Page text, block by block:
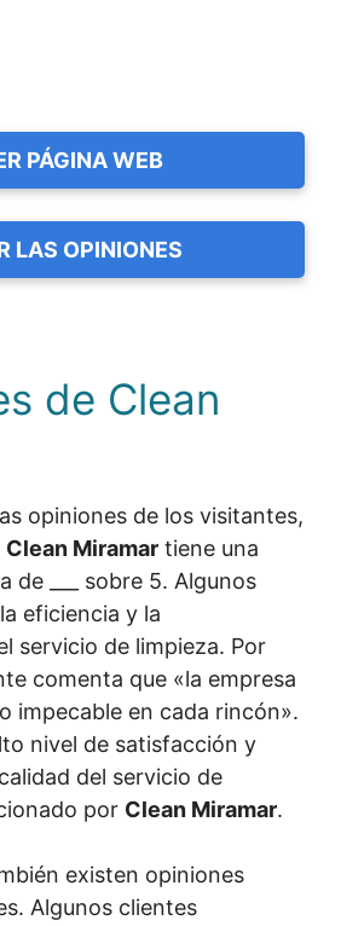
PÁGINA WEB
LAS OPINIONES
de Clean
opiniones de los visitantes,
Clean Miramar tiene una
de ___ sobre 5. Algunos
eficiencia y la
servicio de limpieza. Por
comenta que «la empresa
impecable en cada rincón».
nivel de satisfacción y
del servicio de
por Clean Miramar.
existen opiniones
Algunos clientes